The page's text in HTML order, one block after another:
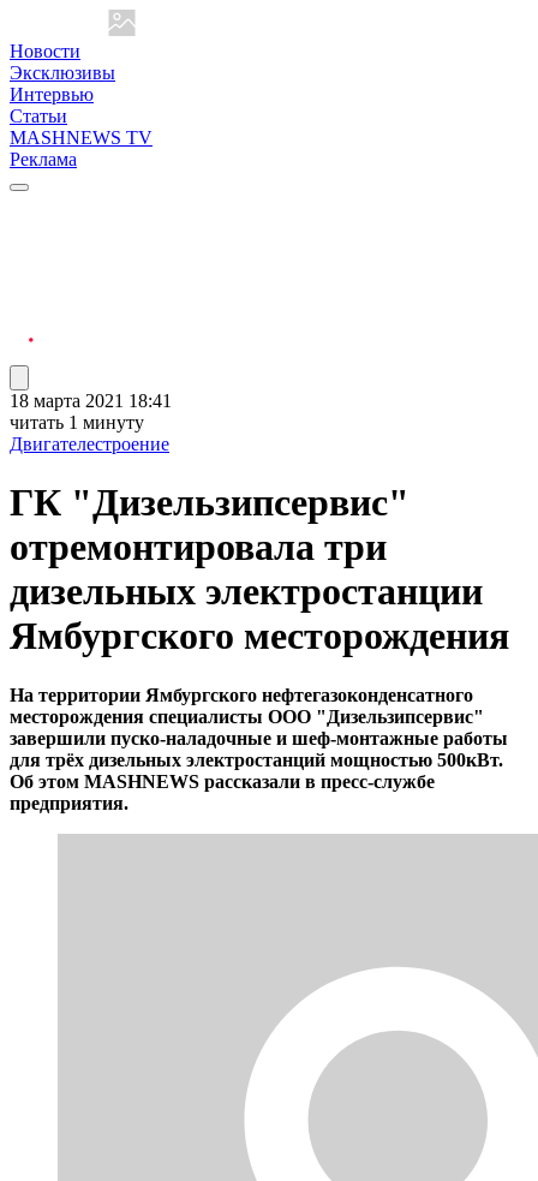
Новости
Эксклюзивы
Интервью
Статьи
MASHNEWS TV
Реклама
18 марта 2021 18:41
читать 1 минуту
Двигателестроение
ГК "Дизельзипсервис"
отремонтировала три
дизельных электростанции
Ямбургского месторождения
На территории Ямбургского нефтегазоконденсатного
месторождения специалисты ООО "Дизельзипсервис"
завершили пуско-наладочные и шеф-монтажные работы
для трёх дизельных электростанций мощностью 500кВт.
Об этом MASHNEWS рассказали в пресс-службе
предприятия.